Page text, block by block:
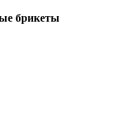
брикеты